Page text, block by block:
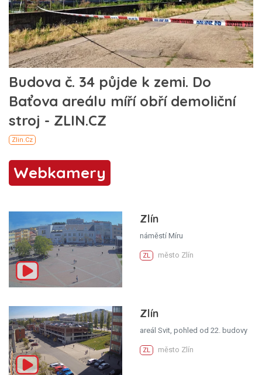
Webkamery
Zlín
náměstí Míru
ZL město Zlín
Zlín
areál Svit, pohled od 22. budovy
ZL město Zlín